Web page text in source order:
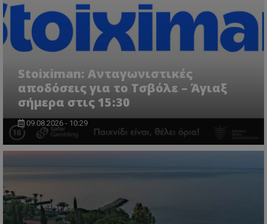
Stoiximan: Ανταγωνιστικές
αποδόσεις για το Τσβόλε – Άγιαξ
σήμερα στις 15:30
09.08.2026 - 10:29